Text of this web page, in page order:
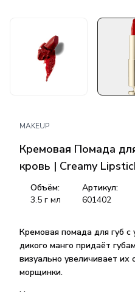
MAKEUP
Кремовая Помада
кровь | Creamy
Объём:
3.5 гмл
Артикул:
601402
Кремовая помада для губ
дикого манго придаёт
визуально увеличивает их
морщинки.